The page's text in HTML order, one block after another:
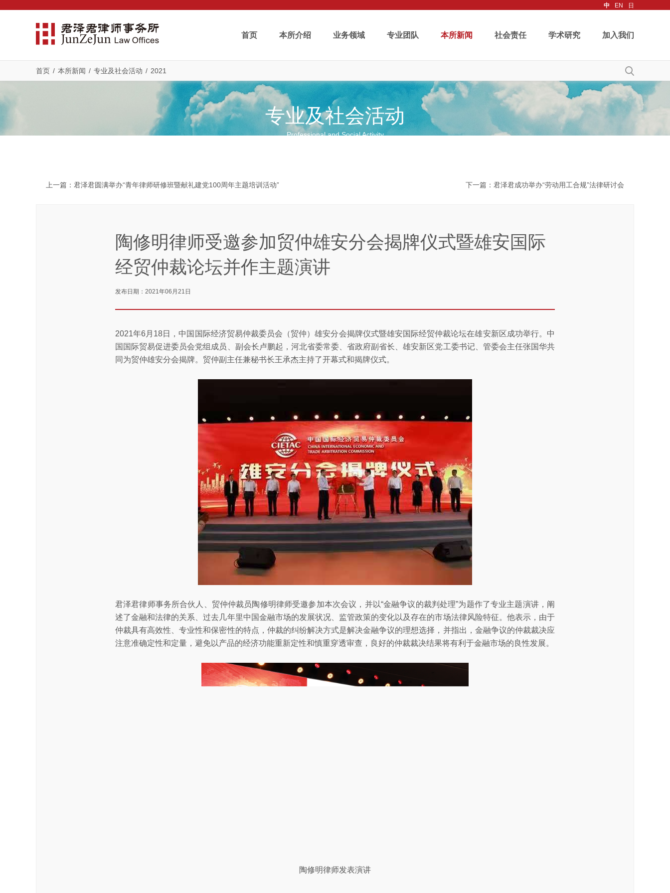
中 EN 日
首页 本所介绍 业务领域 专业团队 本所新闻 社会责任 学术研究 加入我们
首页 / 本所新闻 / 专业及社会活动 / 2021
专业及社会活动
Professional and Social Activity
上一篇 ：君泽君圆满举办“青年律师研修班暨献礼建党100周年主题培训活动” 下一篇 ：君泽君成功举办“劳动用工合规”法律研讨会
陶修明律师受邀参加贸仲雄安分会揭牌仪式暨雄安国际
经贸仲裁论坛并作主题演讲
发布日期：2021年06月21日
2021年6月18日，中国国际经济贸易仲裁委员会（贸仲）雄安分会揭牌仪式暨雄安国际经贸仲裁论坛在雄安新区成功举行。中
国国际贸易促进委员会党组成员、副会长卢鹏起，河北省委常委、省政府副省长、雄安新区党工委书记、管委会主任张国华共
同为贸仲雄安分会揭牌。贸仲副主任兼秘书长王承杰主持了开幕式和揭牌仪式。
君泽君律师事务所合伙人、贸仲仲裁员陶修明律师受邀参加本次会议，并以“金融争议的裁判处理”为题作了专业主题演讲，阐
述了金融和法律的关系、过去几年里中国金融市场的发展状况、监管政策的变化以及存在的市场法律风险特征。他表示，由于
仲裁具有高效性、专业性和保密性的特点，仲裁的纠纷解决方式是解决金融争议的理想选择，并指出，金融争议的仲裁裁决应
注意准确定性和定量，避免以产品的经济功能重新定性和慎重穿透审查，良好的仲裁裁决结果将有利于金融市场的良性发展。
陶修明律师发表演讲